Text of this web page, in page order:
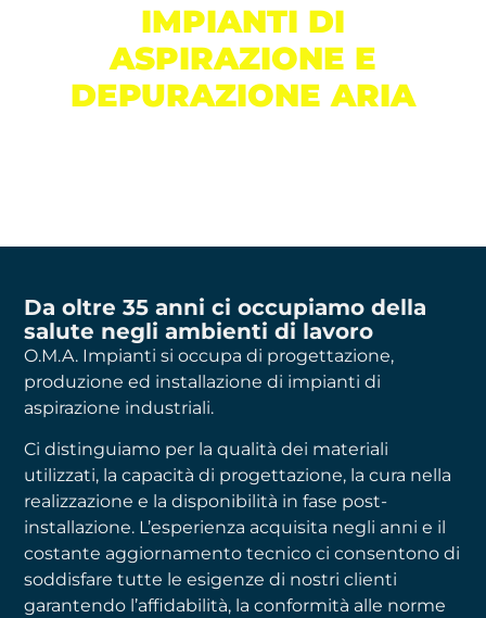
IMPIANTI DI
ASPIRAZIONE E
DEPURAZIONE ARIA
Da oltre 35 anni ci occupiamo della
salute negli ambienti di lavoro
O.M.A. Impianti si occupa di progettazione,
produzione ed installazione di impianti di
aspirazione industriali.
Ci distinguiamo per la qualità dei materiali
utilizzati, la capacità di progettazione, la cura nella
realizzazione e la disponibilità in fase post-
installazione. L’esperienza acquisita negli anni e il
costante aggiornamento tecnico ci consentono di
soddisfare tutte le esigenze di nostri clienti
garantendo l’affidabilità, la conformità alle norme